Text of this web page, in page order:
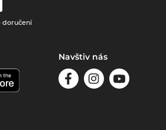
doručení
Navštiv nás